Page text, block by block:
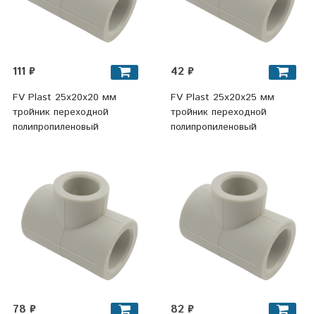
111 ₽
FV Plast 25х20х20 мм
тройник переходной
полипропиленовый
42 ₽
FV Plast 25х20х25 мм
тройник переходной
полипропиленовый
78 ₽ 82 ₽